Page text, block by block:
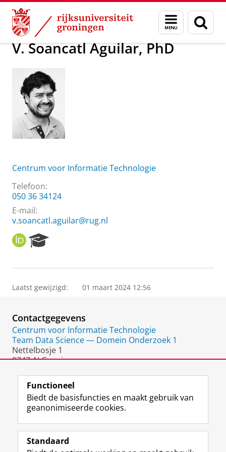
Skip
Content
Skip
Navigation
Menu
en
zoeken
Over ons V. Soancatl Aguilar, PhD
V. Soancatl Aguilar, PhD
Centrum voor Informatie Technologie
Telefoon:
050 36 34124
E-mail:
v.soancatl.aguilar@rug.nl
O
R
I
e
r
P
o
r
t
a
Laatst gewijzigd: 01 maart 2024 12:56
Contactgegevens
Centrum voor Informatie Technologie
Team Data Science — Domein Onderzoek 1
Nettelbosje 1
9747 AJ Groningen
Volg de RUG
F
a
L
i
R
S
I
n
Y
o
Functioneel
Biedt de basisfuncties en maakt gebruik van
geanonimiseerde cookies.
Standaard